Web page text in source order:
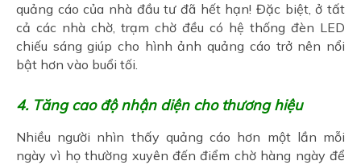
quảng cáo của nhà đầu tư đã hết hạn! Đặc biệt, ở tất
cả các nhà chờ, trạm chờ đều có hệ thống đèn LED
chiếu sáng giúp cho hình ảnh quảng cáo trở nên nổi
bật hơn vào buổi tối.
4. Tăng cao độ nhận diện cho thương hiệu
Nhiều người nhìn thấy quảng cáo hơn một lần mỗi
ngày vì họ thường xuyên đến điểm chờ hàng ngày để